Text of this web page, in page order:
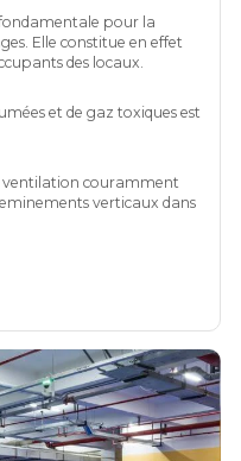
pour la
Elle constitue en effet
des locaux.
et de gaz toxiques est
ventilation couramment
verticaux dans